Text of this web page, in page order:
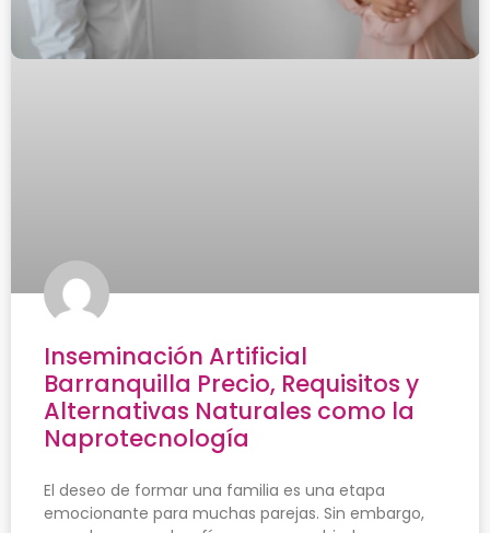
Inseminación Artificial
Barranquilla Precio, Requisitos y
Alternativas Naturales como la
Naprotecnología
El deseo de formar una familia es una etapa
emocionante para muchas parejas. Sin embargo,